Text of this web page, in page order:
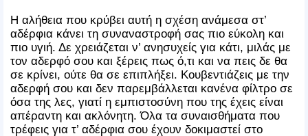
Η αλήθεια που κρύβει αυτή η σχέση ανάμεσα στ’
αδέρφια κάνει τη συναναστροφή σας πιο εύκολη και
πιο υγιή. Δε χρειάζεται ν’ ανησυχείς για κάτι, μιλάς με
τον αδερφό σου και ξέρεις πως ό,τι και να πεις δε θα
σε κρίνει, ούτε θα σε επιπλήξει. Κουβεντιάζεις με την
αδερφή σου και δεν παρεμβάλλεται κανένα φίλτρο σε
όσα της λες, γιατί η εμπιστοσύνη που της έχεις είναι
απέραντη και ακλόνητη. Όλα τα συναισθήματα που
τρέφεις για τ’ αδέρφια σου έχουν δοκιμαστεί στο